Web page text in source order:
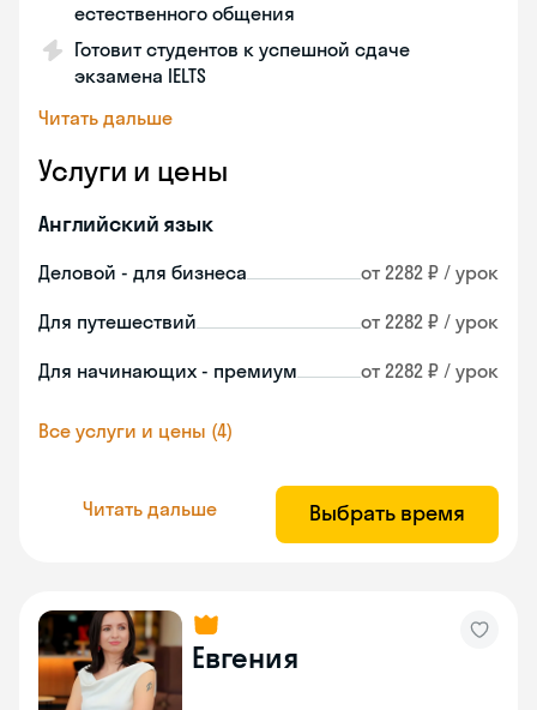
естественного общения
Готовит студентов к успешной сдаче
экзамена IELTS
Читать дальше
Услуги и цены
Английский язык
Деловой - для бизнеса от 2282 ₽ / урок
Для путешествий от 2282 ₽ / урок
Для начинающих - премиум от 2282 ₽ / урок
Все услуги и цены (4)
Читать дальше Выбрать время
Евгения